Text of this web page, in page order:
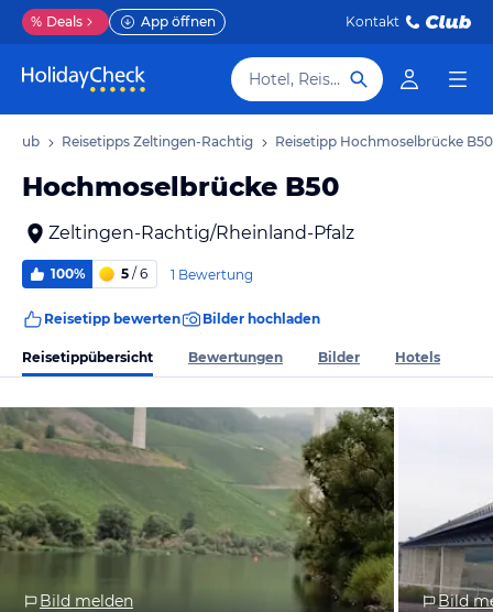
% Deals App öffnen Kontakt
Hotel, Reiseziel
Reisetipps Zeltingen-Rachtig Reisetipp Hochmoselbrücke B50
Hochmoselbrücke B50
Zeltingen-Rachtig/Rheinland-Pfalz
100% 5 / 6 1 Bewertung
Reisetipp bewerten Bilder hochladen
Reisetippübersicht Bewertungen Bilder Hotels
Bild melden Bild